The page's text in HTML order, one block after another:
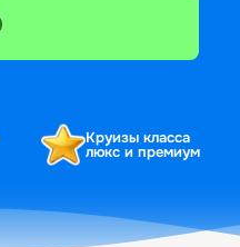
Круизы класса
люкс и премиум